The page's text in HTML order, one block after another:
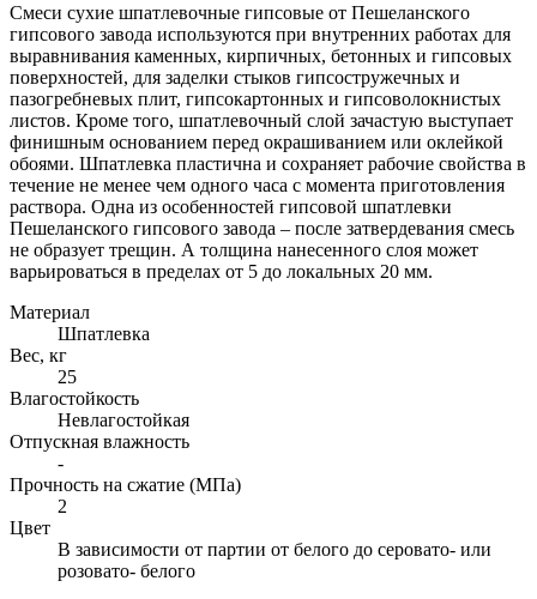
Смеси сухие шпатлевочные гипсовые от Пешеланского
гипсового завода используются при внутренних работах для
выравнивания каменных, кирпичных, бетонных и гипсовых
поверхностей, для заделки стыков гипсостружечных и
пазогребневых плит, гипсокартонных и гипсоволокнистых
листов. Кроме того, шпатлевочный слой зачастую выступает
финишным основанием перед окрашиванием или оклейкой
обоями. Шпатлевка пластична и сохраняет рабочие свойства в
течение не менее чем одного часа с момента приготовления
раствора. Одна из особенностей гипсовой шпатлевки
Пешеланского гипсового завода – после затвердевания смесь
не образует трещин. А толщина нанесенного слоя может
варьироваться в пределах от 5 до локальных 20 мм.
Материал
Шпатлевка
Вес, кг
25
Влагостойкость
Невлагостойкая
Отпускная влажность
-
Прочность на сжатие (МПа)
2
Цвет
В зависимости от партии от белого до серовато- или
розовато- белого